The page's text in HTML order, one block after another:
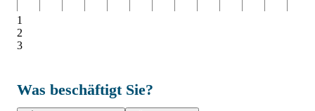
1
2
3
Was beschäftigt Sie?